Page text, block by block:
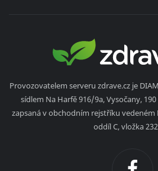
Provozovatelem serveru zdrave.cz je
sídlem Na Harfě 916/9a, Vysočany, 190
zapsaná v obchodním rejstříku vedeném
oddíl C, vložka